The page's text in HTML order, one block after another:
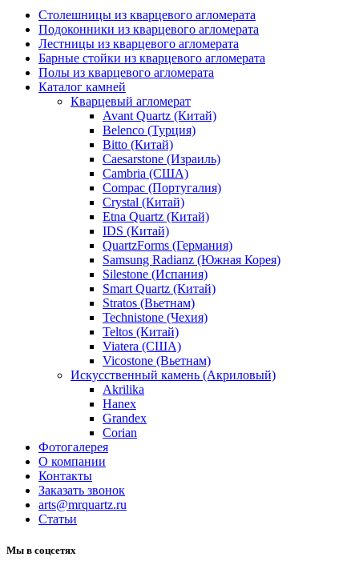
Столешницы из кварцевого агломерата
Подоконники из кварцевого агломерата
Лестницы из кварцевого агломерата
Барные стойки из кварцевого агломерата
Полы из кварцевого агломерата
Каталог камней
Кварцевый агломерат
Avant Quartz (Китай)
Belenco (Турция)
Bitto (Китай)
Caesarstone (Израиль)
Cambria (США)
Compac (Португалия)
Crystal (Китай)
Etna Quartz (Китай)
IDS (Китай)
QuartzForms (Германия)
Samsung Radianz (Южная Корея)
Silestone (Испания)
Smart Quartz (Китай)
Stratos (Вьетнам)
Technistone (Чехия)
Teltos (Китай)
Viatera (США)
Vicostone (Вьетнам)
Искусственный камень (Акриловый)
Akrilika
Hanex
Grandex
Corian
Фотогалерея
О компании
Контакты
Заказать звонок
arts@mrquartz.ru
Статьи
Мы в соцсетях